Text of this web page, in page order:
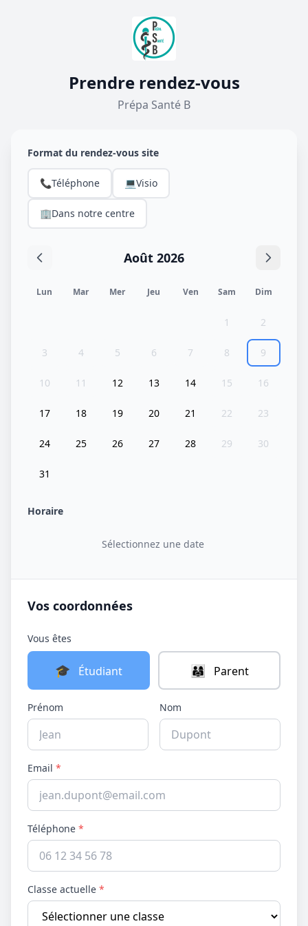
Prendre rendez-vous
Prépa Santé B
Format du rendez-vous site
📞Téléphone 💻Visio
🏢Dans notre centre
Août 2026
Lun Mar Mer Jeu Ven Sam Dim
1 2
3 4 5 6 7 8 9
10 11 12 13 14 15 16
17 18 19 20 21 22 23
24 25 26 27 28 29 30
31
Horaire
Sélectionnez une date
Vos coordonnées
Vous êtes
🎓 Étudiant 👨‍👩‍👧 Parent
Prénom Nom
Email *
Téléphone *
Classe actuelle *